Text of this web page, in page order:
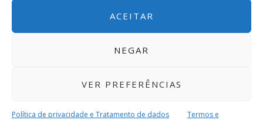
ACEITAR
NEGAR
VER PREFERÊNCIAS
Política de privacidade e Tratamento de dados
Termos e